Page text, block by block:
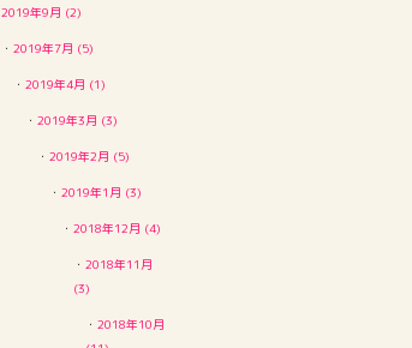
2019年9月 (2)
・ 2019年7月 (5)
・ 2019年4月 (1)
・ 2019年3月 (3)
・ 2019年2月 (5)
・ 2019年1月 (3)
・ 2018年12月 (4)
・ 2018年11月
(3)
・ 2018年10月